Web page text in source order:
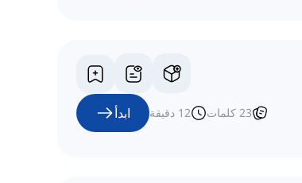
23 كلمات 12 دقيقة ابدأ